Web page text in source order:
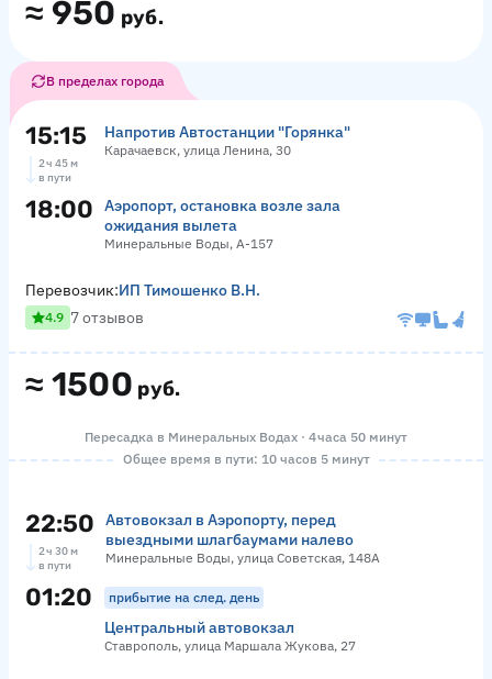
≈ 950 руб.
В пределах города
15:15 Напротив Автостанции "Горянка"
Карачаевск, улица Ленина, 30
2 ч 45 м
в пути
18:00
Аэропорт, остановка возле зала
ожидания вылета
Минеральные Воды, А-157
≈ 1500 руб.
Перевозчик:ИП Тимошенко В.Н.
4.9 7 отзывов
Пересадка в Минеральных Водах · 4 часа 50 минут
Общее время в пути: 10 часов 5 минут
22:50
Автовокзал в Аэропорту, перед
выездными шлагбаумами налево
Минеральные Воды, улица Советская, 148А
2 ч 30 м
в пути
01:20 прибытие на след. день
Центральный автовокзал
Ставрополь, улица Маршала Жукова, 27